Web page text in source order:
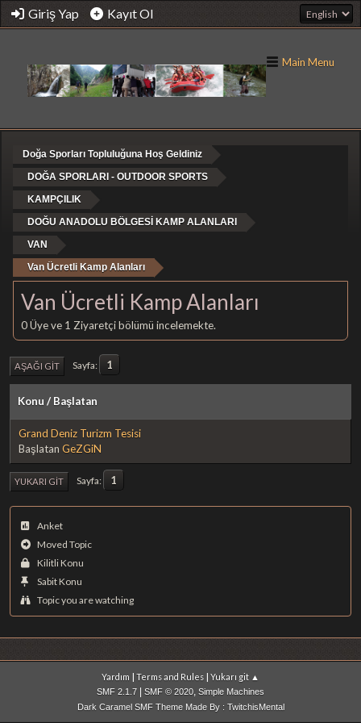
Giriş Yap Kayıt Ol
Main Menu
Doğa Sporları Topluluğuna Hoş Geldiniz
DOĞA SPORLARI - OUTDOOR SPORTS
KAMPÇILIK
DOĞU ANADOLU BÖLGESİ KAMP ALANLARI
VAN
Van Ücretli Kamp Alanları
Van Ücretli Kamp Alanları
0 Üye ve 1 Ziyaretçi bölümü incelemekte.
AŞAĞI GIT Sayfa 1
Konu / Başlatan
Grand Deniz Turizm Tesisi
Başlatan GeZGiN
YUKARI GIT Sayfa 1
Anket
Moved Topic
Kilitli Konu
Sabit Konu
Topic you are watching
Yardım | Terms and Rules | Yukarı git ▲
SMF 2.1.7 SMF © 2020, Simple Machines
Dark Caramel SMF Theme Made By : TwitchisMental